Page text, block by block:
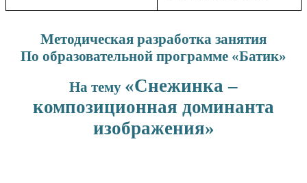
Методическая разработка занятия
По образовательной программе «Батик»
На тему «Снежинка –
композиционная доминанта
изображения»